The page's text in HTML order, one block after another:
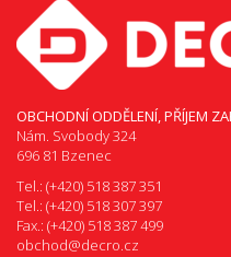
OBCHODNÍ ODDĚLENÍ, PŘÍJEM
Nám. Svobody 324
696 81 Bzenec
Tel.: (+420) 518 387 351
Tel.: (+420) 518 307 397
Fax.: (+420) 518 387 499
obchod@decro.cz